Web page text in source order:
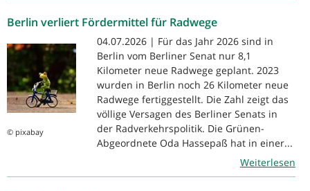
Berlin verliert Fördermittel für Radwege
© pixabay
04.07.2026 | Für das Jahr 2026 sind in
Berlin vom Berliner Senat nur 8,1
Kilometer neue Radwege geplant. 2023
wurden in Berlin noch 26 Kilometer neue
Radwege fertiggestellt. Die Zahl zeigt das
völlige Versagen des Berliner Senats in
der Radverkehrspolitik. Die Grünen-
Abgeordnete Oda Hassepaß hat in einer...
Weiterlesen